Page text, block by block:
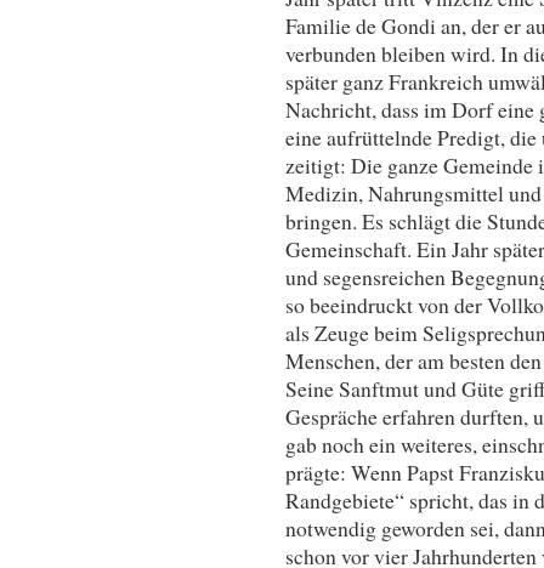
Familie de Gondi an, der er
verbunden bleiben wird. In
später ganz Frankreich
Nachricht, dass im Dorf eine
eine aufrüttelnde Predigt,
zeitigt: Die ganze Gemeinde
Medizin, Nahrungsmittel
bringen. Es schlägt die
Gemeinschaft. Ein Jahr
und segensreichen
so beeindruckt von der
als Zeuge beim
Menschen, der am besten
Seine Sanftmut und Güte
Gespräche erfahren durften,
gab noch ein weiteres,
prägte: Wenn Papst
Randgebiete“ spricht, das in
notwendig geworden sei,
schon vor vier